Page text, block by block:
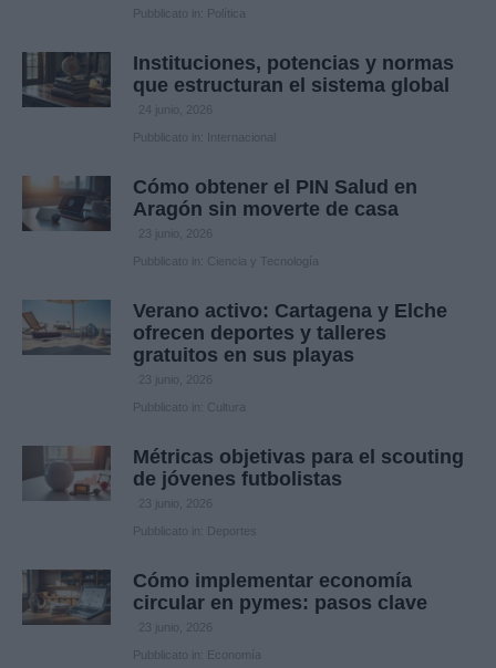
Pubblicato in: Política
Instituciones, potencias y normas
que estructuran el sistema global
24 junio, 2026
Pubblicato in: Internacional
Cómo obtener el PIN Salud en
Aragón sin moverte de casa
23 junio, 2026
Pubblicato in: Ciencia y Tecnología
Verano activo: Cartagena y Elche
ofrecen deportes y talleres
gratuitos en sus playas
23 junio, 2026
Pubblicato in: Cultura
Métricas objetivas para el scouting
de jóvenes futbolistas
23 junio, 2026
Pubblicato in: Deportes
Cómo implementar economía
circular en pymes: pasos clave
23 junio, 2026
Pubblicato in: Economía